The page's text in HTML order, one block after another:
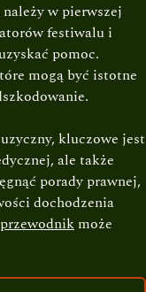
w pierwszej
festiwalu i
pomoc.
mogą być istotne
kluczowe jest
ale także
porady prawnej,
dochodzenia
może